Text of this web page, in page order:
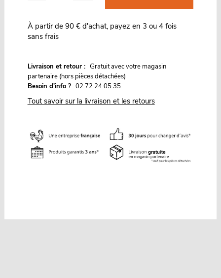
À partir de 90 € d'achat, payez en 3 ou 4 fois
sans frais
Livraison et retour : Gratuit avec votre magasin
partenaire (hors pièces détachées)
Besoin d'info ? 02 72 24 05 35
Tout savoir sur la livraison et les retours